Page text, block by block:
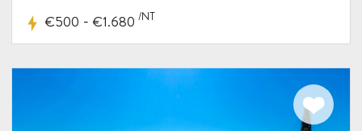
€500 - €1.680 /NT